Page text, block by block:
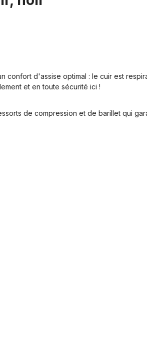
confort d'assise optimal : le cuir est
et en toute sécurité ici !
de compression et de barillet qui